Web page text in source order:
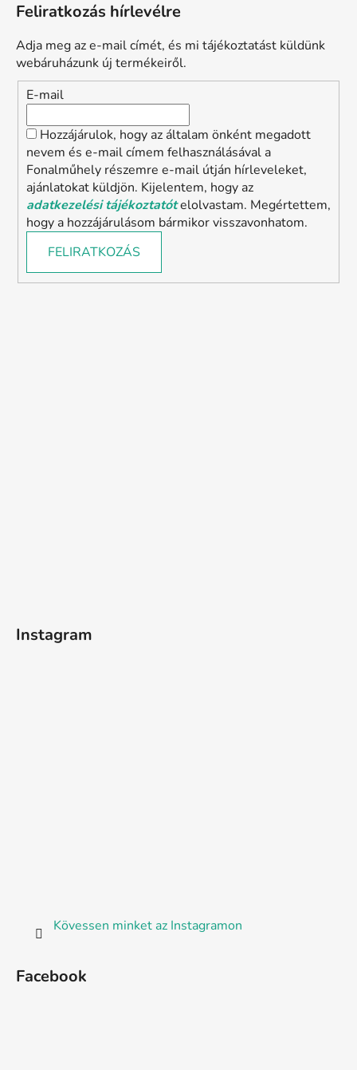
Feliratkozás hírlevélre
Adja meg az e-mail címét, és mi tájékoztatást küldünk
webáruházunk új termékeiről.
E-mail
Hozzájárulok, hogy az általam önként megadott
nevem és e-mail címem felhasználásával a
Fonalműhely részemre e-mail útján hírleveleket,
ajánlatokat küldjön. Kijelentem, hogy az
adatkezelési tájékoztatótelolvastam. Megértettem,
hogy a hozzájárulásom bármikor visszavonhatom.
FELIRATKOZÁS
Instagram
Kövessen minket az Instagramon
Facebook